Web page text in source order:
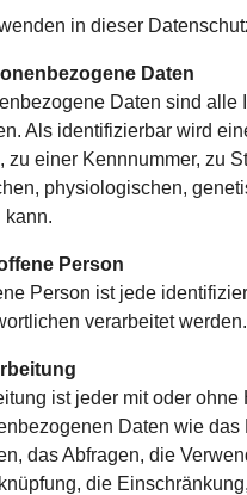
in dieser
Daten
Daten sind alle
Als identifizierbar wird
zu einer Kennnummer, zu
physiologischen,
kann.
Person
Person ist jede
verarbeitet werden.
ist jeder mit oder
Daten wie
das Abfragen, die
die